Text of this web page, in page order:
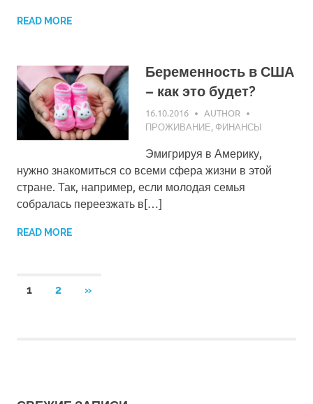
READ MORE
Беременность в США
– как это будет?
16.10.2016
AUTHOR
ПРОЖИВАНИЕ, ФИНАНСЫ
Эмигрируя в Америку,
нужно знакомиться со всеми сфера жизни в этой
стране. Так, например, если молодая семья
собралась переезжать в[…]
READ MORE
1 2
NEXT
»